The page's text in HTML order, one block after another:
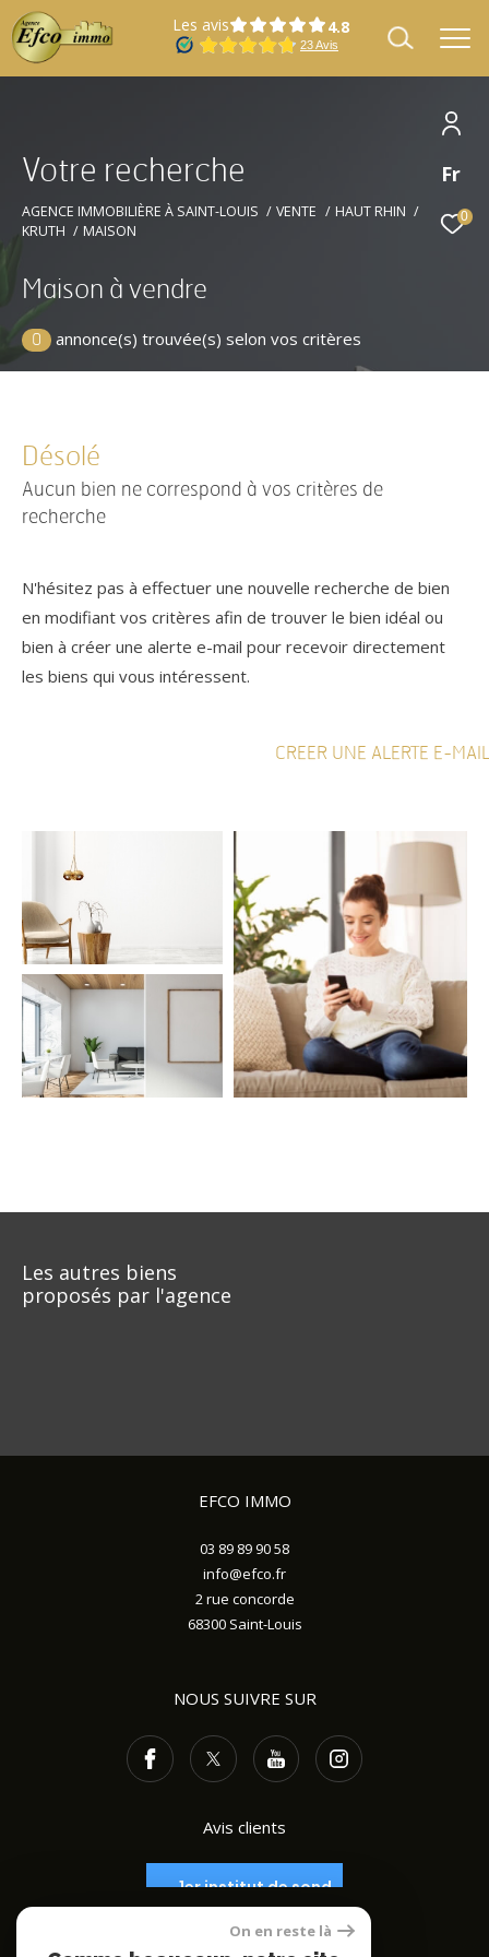
Fr
0
Les avis
Votre recherche
AGENCE IMMOBILIÈRE À SAINT-LOUIS VENTE
HAUT RHIN
KRUTH
MAISON
Maison à vendre
0 annonce(s) trouvée(s) selon vos critères
Désolé
Aucun bien ne correspond à vos critères de
recherche
N'hésitez pas à effectuer une nouvelle recherche de bien
en modifiant vos critères afin de trouver le bien idéal ou
bien à créer une alerte e-mail pour recevoir directement
les biens qui vous intéressent.
CREER UNE ALERTE E-
Les autres biens
proposés par l'agence
EFCO IMMO
03 89 89 90 58
info@efco.fr
2 rue concorde
68300
Saint-Louis
NOUS SUIVRE SUR
Avis clients
ADHÉRENTS
On en reste là
Effectuer une recherche
et trouver le bien qui correspond à vos
critères
Type
Vente
Localisation
Localisation
AFFINER LES CRITÈRES
TERRASSE PARKING PISCINE
FILTRER PAR
COUPS DE COEUR EXCLUSIVITÉS
RECHERCHER